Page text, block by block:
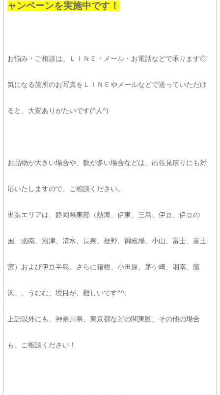
ャンペーンを実施中です！
お悩み・ご相談は、ＬＩＮＥ・メール・お電話などで承ります◎
気になる箇所のお写真をＬＩＮＥやメールなどで送っていただけ
ると、大変ありがたいです(^人^)
お品物が大きい場合や、数が多い場合などは、出張見積りにも対
応いたしますので、ご相談ください。
出張エリアは、静岡県東部（熱海、伊東、三島、伊豆、伊豆の
国、函南、沼津、清水、長泉、裾野、御殿場、小山、富士、富士
宮）および伊豆半島。さらに箱根、小田原、茅ケ崎、湘南、藤
沢、、うむむ、境目が、難しいです^^;
上記以外にも、神奈川県、東京都などの関東圏、その他の場合
も、ご相談ください！